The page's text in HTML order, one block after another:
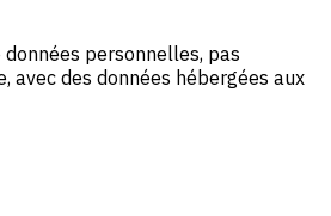
données personnelles, pas
avec des données hébergées aux